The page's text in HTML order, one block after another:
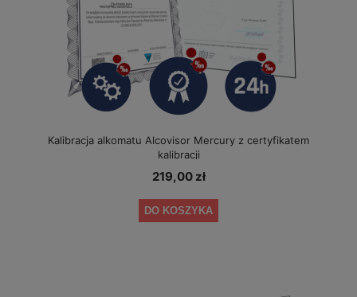
Kalibracja alkomatu Alcovisor Mercury z certyfikatem
kalibracji
219,00 zł
DO KOSZYKA